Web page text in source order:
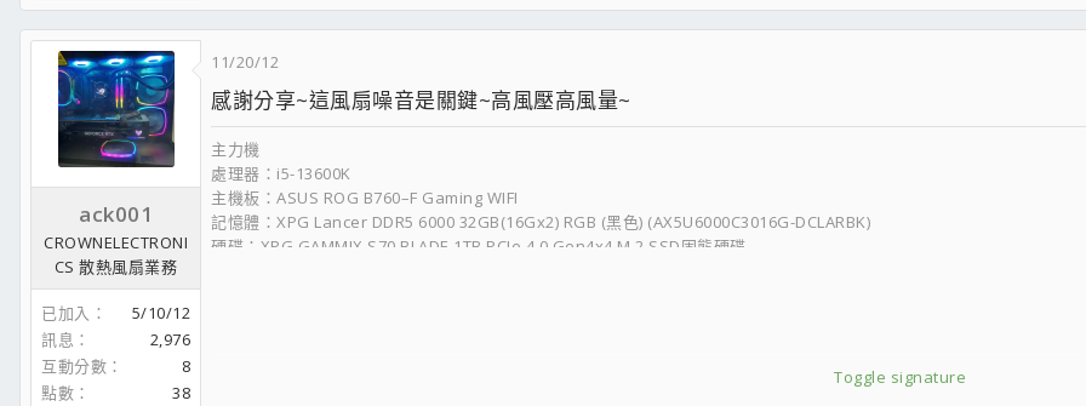
電源 CM V1000
作業系統 WINDOWS 7 64 旗艦版
螢幕 ASUS VN289H
NO.2
主機板 ASUS P8Z77-M
處理器 E3-1230 V2
散熱裝置 Seidon 120V
記憶體 金士頓 D3 1600 8G*2@1866
顯示卡 R7850 Power Edition OC
硬碟 INTEL 530 120G
ack001
CROWNELECTRONI
CS 散熱風扇業務
已加入
5/10/12
訊息
2,976
互動分數
8
點數
38
11/20/12
感謝分享~這風扇噪音是關鍵~高風壓高風量~
Toggle signature
主力機
處理器：i5-13600K
主機板：ASUS ROG B760–F Gaming WIFI
記憶體：XPG Lancer DDR5 6000 32GB(16Gx2) RGB (黑色) (AX5U6000C3016G-DCLARBK)
硬碟：XPG GAMMIX S70 BLADE 1TB PCIe 4.0 Gen4x4 M.2 SSD固態硬碟